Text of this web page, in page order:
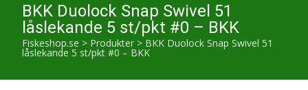
BKK Duolock Snap Swivel 51
låslekande 5 st/pkt #0 – BKK
Fiskeshop.se > Produkter > BKK Duolock Snap Swivel 51
låslekande 5 st/pkt #0 – BKK